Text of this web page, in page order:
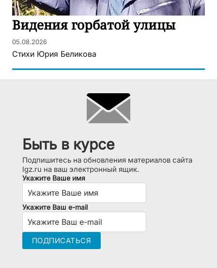
Видения горбатой улицы
05.08.2026
Стихи Юрия Беликова
Быть в курсе
Подпишитесь на обновления материалов сайта
lgz.ru на ваш электронный ящик.
Укажите Ваше имя
Укажите Ваш e-mail